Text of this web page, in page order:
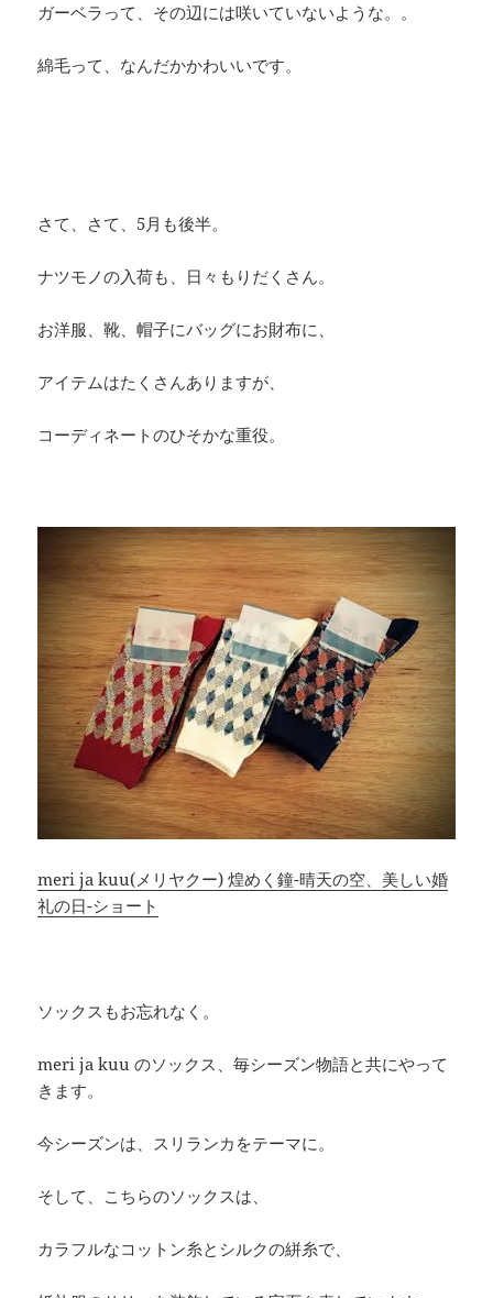
ガーベラって、その辺には咲いていないような。。
綿毛って、なんだかかわいいです。
さて、さて、5月も後半。
ナツモノの入荷も、日々もりだくさん。
お洋服、靴、帽子にバッグにお財布に、
アイテムはたくさんありますが、
コーディネートのひそかな重役。
meri ja kuu(メリヤクー) 煌めく鐘-晴天の空、美しい婚
礼の日-ショート
ソックスもお忘れなく。
meri ja kuu のソックス、毎シーズン物語と共にやって
きます。
今シーズンは、スリランカをテーマに。
そして、こちらのソックスは、
カラフルなコットン糸とシルクの絣糸で、